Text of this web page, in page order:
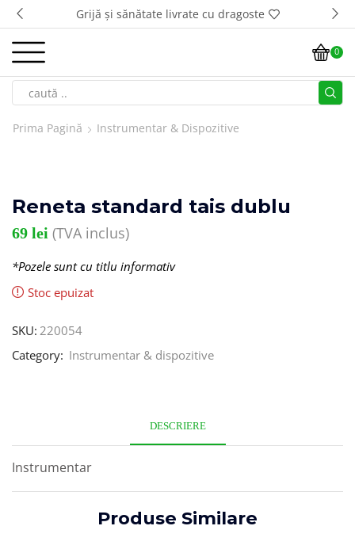
Grijă și sănătate livrate cu dragoste
0
Prima Pagină Instrumentar & Dispozitive
Reneta standard tais dublu
69 lei (TVA inclus)
*Pozele sunt cu titlu informativ
Stoc epuizat
SKU: 220054
Category: Instrumentar & dispozitive
DESCRIERE
Instrumentar
Produse Similare